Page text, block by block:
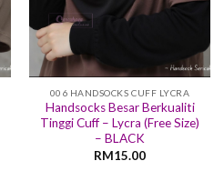
006 HANDSOCKS CUFF LYCRA
Handsocks Besar Berkualiti
Tinggi Cuff – Lycra (Free Size)
– BLACK
RM15.00